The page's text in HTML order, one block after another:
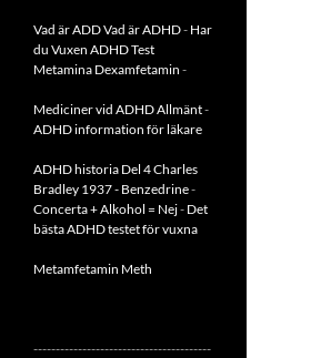
Vad är ADDVad är ADHD- Har
du Vuxen ADHD Test
Metamina Dexamfetamin -
Mediciner vid ADHD Allmänt-
ADHD information för läkare
ADHD historia Del 4 Charles
Bradley 1937 - Benzedrine-
Concerta + Alkohol = Nej- Det
bästa ADHD testet för vuxna
Metamfetamin Meth
----------------------------------------